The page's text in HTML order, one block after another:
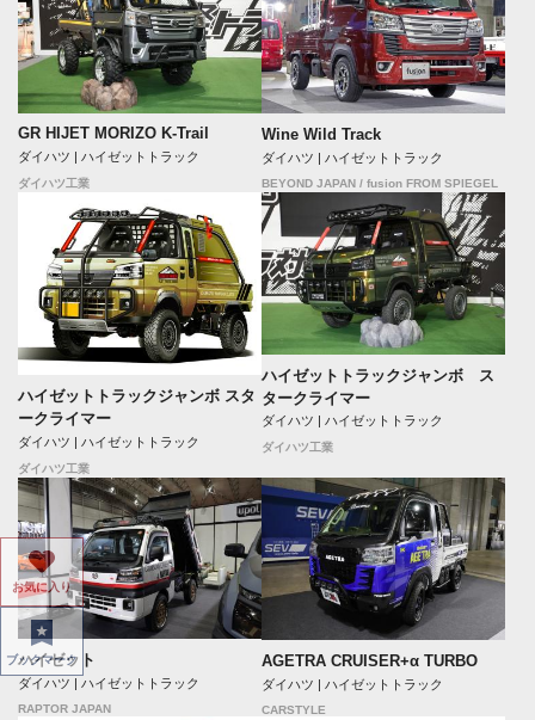
GR HIJET MORIZO K-Trail
ダイハツ | ハイゼットトラック
ダイハツ工業
Wine Wild Track
ダイハツ | ハイゼットトラック
BEYOND JAPAN / fusion FROM SPIEGEL
ハイゼットトラックジャンボ スタ
ークライマー
ダイハツ | ハイゼットトラック
ダイハツ工業
ハイゼットトラックジャンボ ス
タークライマー
ダイハツ | ハイゼットトラック
ダイハツ工業
ハイゼット
ダイハツ | ハイゼットトラック
RAPTOR JAPAN
AGETRA CRUISER+α TURBO
ダイハツ | ハイゼットトラック
CARSTYLE
お気に入り
ブックマーク